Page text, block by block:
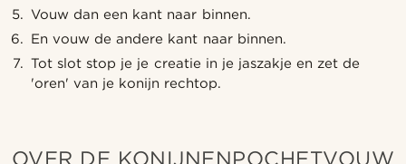
Vouw dan een kant naar binnen.
En vouw de andere kant naar binnen.
Tot slot stop je je creatie in je jaszakje en zet de
'oren' van je konijn rechtop.
OVER DE KONIJNENPOCHETVOUW